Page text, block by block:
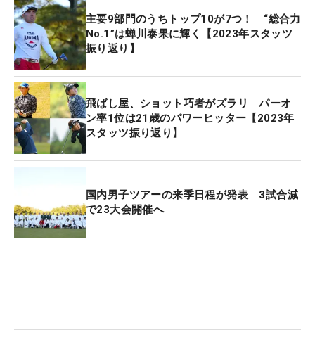
にも関わらず、バーディ率は11位（4.117）と高
い。つまり、それだけ多くのチャンスを作り出した
ことになる。
また、パーキープ率は2位（90.130％）とリカバリ
ー率も2位（69.425％）と高いディフェンス力が光
り、平均ストロークでも4位（70.040％）と上位に
ランクイン。卓越したアプローチ技術があるからこ
そ、ボギーを怖れず積極的にピンを狙うことができ
パーオン率で2位に入ったのは金谷拓実の72.953%
で、3位には稲森佑貴の72.901%が続いた。金谷は
主要9部門のうちトップ10が7つ！ “総合力
No.1”は蝉川泰果に輝く【2023年スタッツ
振り返り】
飛ばし屋、ショット巧者がズラリ パーオ
ン率1位は21歳のパワーヒッター【2023年
スタッツ振り返り】
国内男子ツアーの来季日程が発表 3試合減
で23大会開催へ